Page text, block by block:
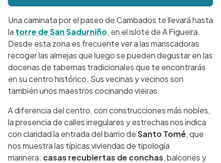
Una caminata por el paseo de Cambados te llevará hasta
la torre de San Sadurniño, en el islote de A Figueira.
Desde esta zona es frecuente ver a las mariscadoras
recoger las almejas que luego se pueden degustar en las
docenas de tabernas tradicionales que te encontrarás
en su centro histórico. Sus vecinas y vecinos son
también unos maestros cocinando vieiras.
A diferencia del centro, con construcciones más nobles,
la presencia de calles irregulares y estrechas nos indica
con claridad la entrada del barrio deSanto Tomé, que
nos muestra las típicas viviendas de tipología
marinera: casas recubiertas de conchas, balcones y